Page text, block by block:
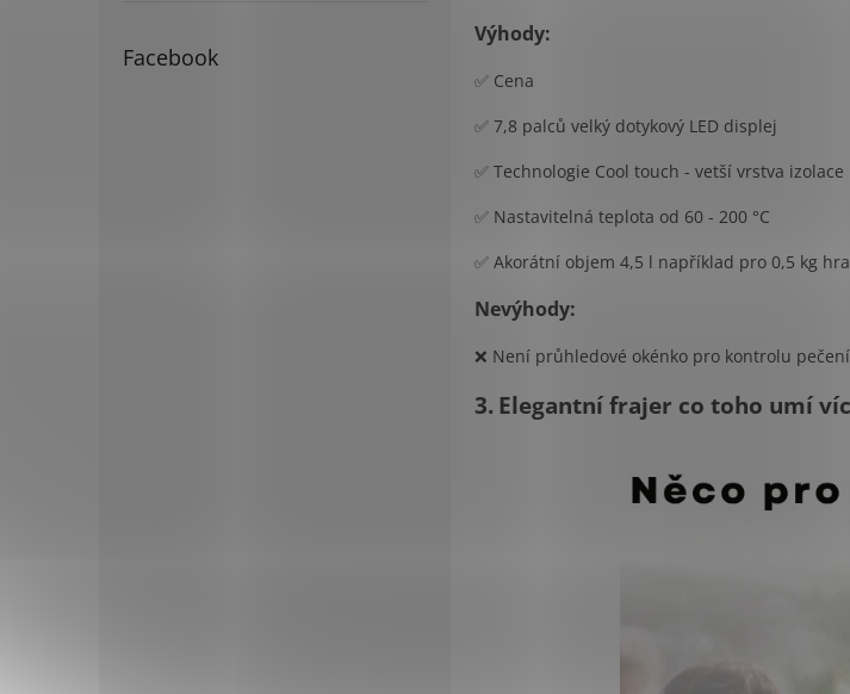
Facebook
Výhody:
✅ Cena
✅ 7,8 palců velký dotykový LED displej
✅ Technologie Cool touch - vetší vrstva
✅ Nastavitelná teplota od 60 - 200 °C
✅ Akorátní objem 4,5 l například pro 0,5 kg
Nevýhody:
❌ Není průhledové okénko pro kontrolu pečení
3. Elegantní frajer co toho umí